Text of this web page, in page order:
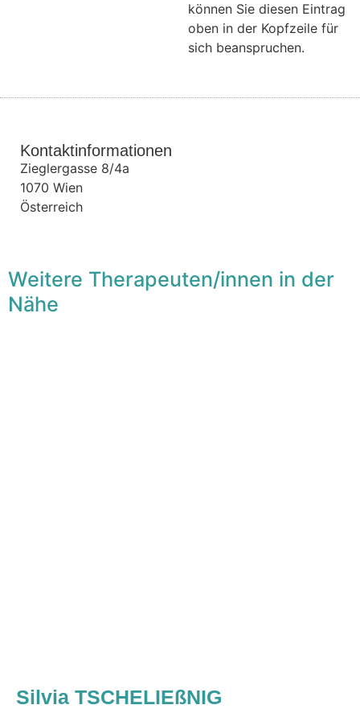
können Sie diesen Eintrag
oben in der Kopfzeile für
sich beanspruchen.
Kontaktinformationen
Zieglergasse 8/4a
1070 Wien
Österreich
Weitere Therapeuten/innen in der
Nähe
Silvia TSCHELIEßNIG